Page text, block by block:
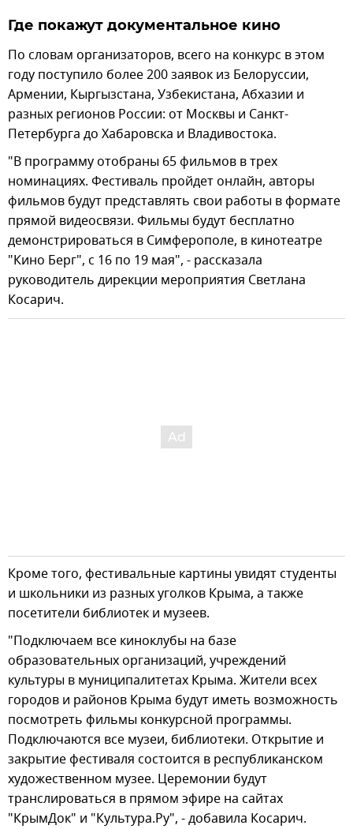
Где покажут документальное кино
По словам организаторов, всего на конкурс в этом
году поступило более 200 заявок из Белоруссии,
Армении, Кыргызстана, Узбекистана, Абхазии и
разных регионов России: от Москвы и Санкт-
Петербурга до Хабаровска и Владивостока.
"В программу отобраны 65 фильмов в трех
номинациях. Фестиваль пройдет онлайн, авторы
фильмов будут представлять свои работы в формате
прямой видеосвязи. Фильмы будут бесплатно
демонстрироваться в Симферополе, в кинотеатре
"Кино Берг", с 16 по 19 мая", - рассказала
руководитель дирекции мероприятия Светлана
Косарич.
Кроме того, фестивальные картины увидят студенты
и школьники из разных уголков Крыма, а также
посетители библиотек и музеев.
"Подключаем все киноклубы на базе
образовательных организаций, учреждений
культуры в муниципалитетах Крыма. Жители всех
городов и районов Крыма будут иметь возможность
посмотреть фильмы конкурсной программы.
Подключаются все музеи, библиотеки. Открытие и
закрытие фестиваля состоится в республиканском
художественном музее. Церемонии будут
транслироваться в прямом эфире на сайтах
"КрымДок" и "Культура.Ру", - добавила Косарич.